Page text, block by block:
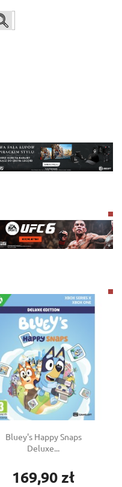
Bluey's Happy Snaps
Deluxe...
Cena
169,90 zł